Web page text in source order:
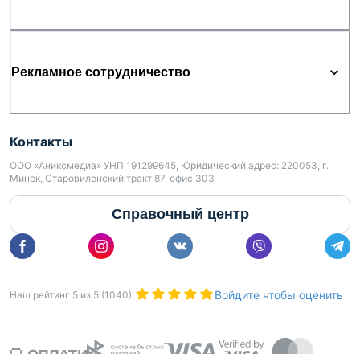
Рекламное сотрудничество
Контакты
ООО «Аниксмедиа» УНП 191299645, Юридический адрес: 220053, г.
Минск, Старовиленский тракт 87, офис 303
Справочный центр
Наш рейтинг 5 из 5 (1040): Войдите чтобы оценить